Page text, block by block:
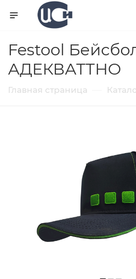
Festool
АДЕКВАТТНО
Главная страница